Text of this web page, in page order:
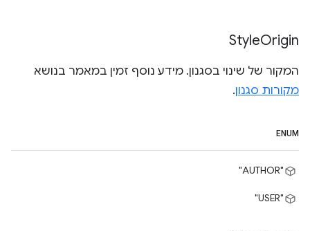
StyleOrigin
המקור של שינוי בסגנון. מידע נוסף זמין במאמר בנושא
מקורות סגנון.
ENUM
"AUTHOR"
"USER"